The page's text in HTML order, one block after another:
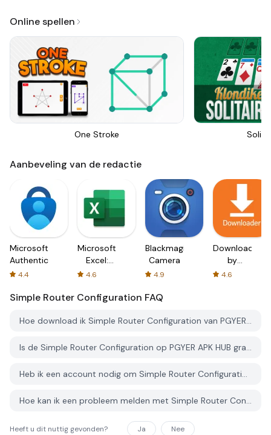
Online spellen
One Stroke
Aanbeveling van de redactie
Microsoft
Authenticator
4.4
Microsoft
Excel:
Spreadsheets
4.6
Blackmagic
Camera
4.9
Downloader
by
AFTVnews
4.6
Simple Router Configuration FAQ
Hoe download ik Simple Router Configuration van PGYER APK HUB?
Is de Simple Router Configuration op PGYER APK HUB gratis te downloaden?
Heb ik een account nodig om Simple Router Configuration van PGYER APK HUB te downloaden?
Hoe kan ik een probleem melden met Simple Router Configuration op PGYER APK HUB?
Heeft u dit nuttig gevonden? Ja Nee